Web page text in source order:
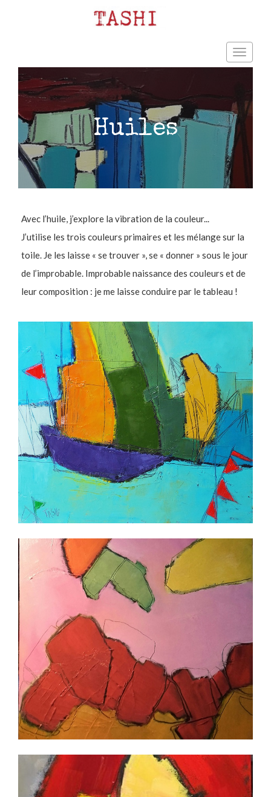
Huiles
Avec l’huile, j’explore la vibration de la couleur...
J’utilise les trois couleurs primaires et les mélange sur la
toile. Je les laisse « se trouver », se « donner » sous le jour
de l’improbable. Improbable naissance des couleurs et de
leur composition : je me laisse conduire par le tableau !